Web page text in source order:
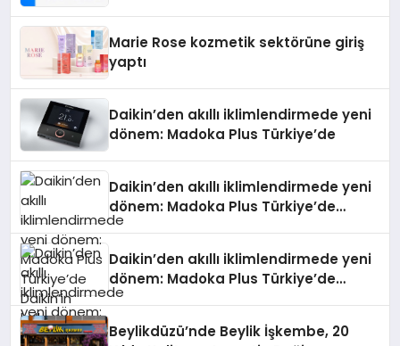
Marie Rose kozmetik sektörüne giriş
yaptı
Daikin’den akıllı iklimlendirmede yeni
dönem: Madoka Plus Türkiye’de
Daikin’den akıllı iklimlendirmede yeni
dönem: Madoka Plus Türkiye’de
Daikin’in kullanıcı dostu tasarımıyla
teknolojilerle donatılmış son modeli
VRV kontrol ünitesi Madoka Plus
Türkiye’de satışa sunuldu. Tam
dokunmatik ekranı, mobil uygulama
Daikin’den akıllı iklimlendirmede yeni
dönem: Madoka Plus Türkiye’de
Daikin’in kullanıcı dostu tasarımıyla
teknolojilerle donatılmış son modeli
Beylikdüzü’nde Beylik İşkembe, 20